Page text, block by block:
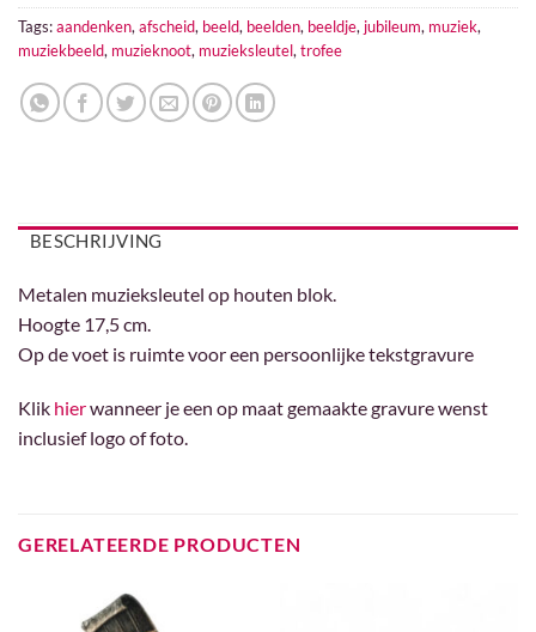
Tags:aandenken, afscheid, beeld, beelden, beeldje, jubileum, muziek,
muziekbeeld, muzieknoot, muzieksleutel, trofee
BESCHRIJVING
Metalen muzieksleutel op houten blok.
Hoogte 17,5 cm.
Op de voet is ruimte voor een persoonlijke tekstgravure
Klik hierwanneer je een op maat gemaakte gravure wenst
inclusief logo of foto.
GERELATEERDE PRODUCTEN